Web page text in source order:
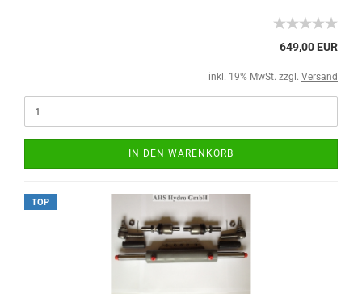
649,00 EUR
inkl. 19% MwSt. zzgl. Versand
IN DEN WARENKORB
TOP